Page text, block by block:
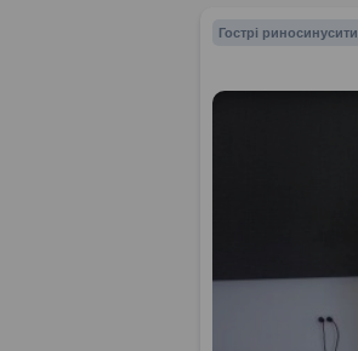
Гострі риносинусити